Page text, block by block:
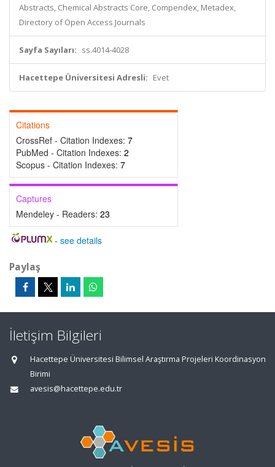
Abstracts, Chemical Abstracts Core, Compendex, Metadex,
Directory of Open Access Journals
Sayfa Sayıları: ss.4014-4028
Hacettepe Üniversitesi Adresli: Evet
Citations
CrossRef - Citation Indexes: 7
PubMed - Citation Indexes: 2
Scopus - Citation Indexes: 7
Captures
Mendeley - Readers: 23
- see details
Paylaş
İletişim Bilgileri
Hacettepe Üniversitesi Bilimsel Araştırma Projeleri Koordinasyon
Birimi
avesis@hacettepe.edu.tr